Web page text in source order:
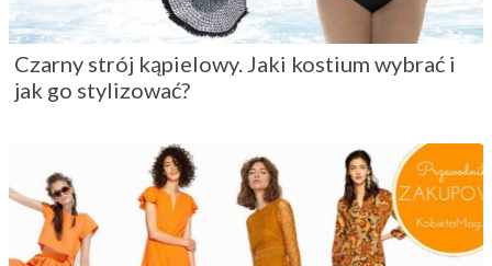
Czarny strój kąpielowy. Jaki kostium wybrać i
jak go stylizować?